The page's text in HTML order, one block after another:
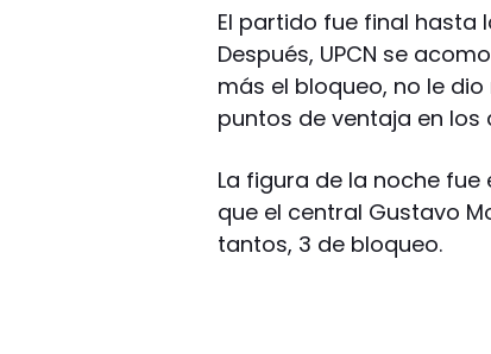
El partido fue final hasta
Después, UPCN se
más el bloqueo, no le dio
puntos de ventaja en los
La figura de la noche fue
que el central Gustavo
tantos, 3 de bloqueo.